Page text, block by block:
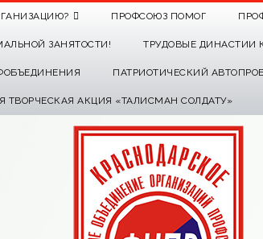
ПРОФСОЮЗ ПОМОГ
ЗАНЯТОСТИ! ТРУДОВЫЕ ДИНАСТИИ
ПАТРИОТИЧЕСКИЙ
ТВОРЧЕСКАЯ АКЦИЯ «ТАЛИСМАН СОЛДАТУ»